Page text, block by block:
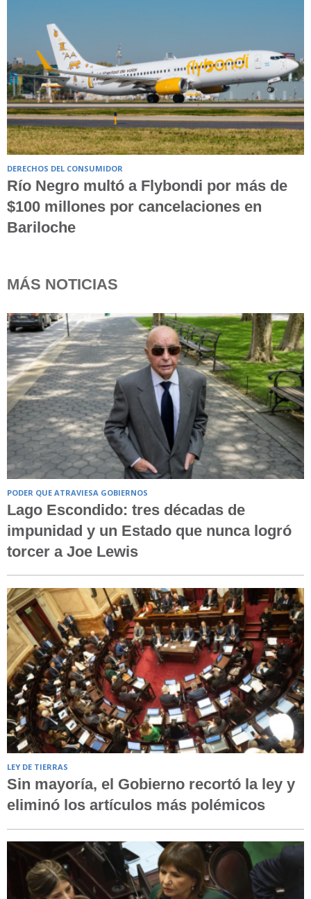
DERECHOS DEL CONSUMIDOR
Río Negro multó a Flybondi por más de
$100 millones por cancelaciones en
Bariloche
MÁS NOTICIAS
PODER QUE ATRAVIESA GOBIERNOS
Lago Escondido: tres décadas de
impunidad y un Estado que nunca logró
torcer a Joe Lewis
LEY DE TIERRAS
Sin mayoría, el Gobierno recortó la ley y
eliminó los artículos más polémicos